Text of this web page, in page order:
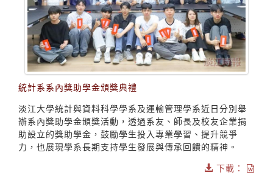
統計系系內獎助學金頒獎典禮
淡江大學統計與資料科學學系及運輸管理學系近日分別舉
辦系內獎助學金頒獎活動，透過系友、師長及校友企業捐
助設立的獎助學金，鼓勵學生投入專業學習、提升競爭
力，也展現學系長期支持學生發展與傳承回饋的精神。
下載：